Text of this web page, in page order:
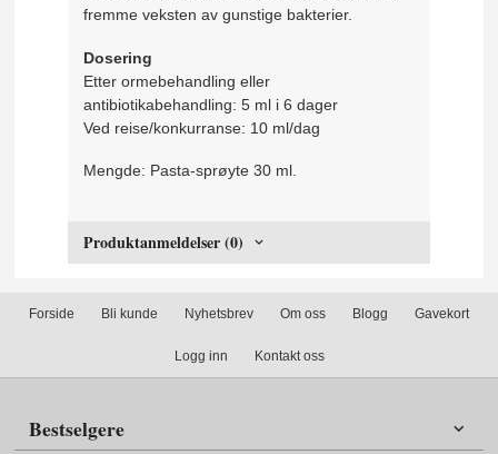
fremme veksten av gunstige bakterier.
Dosering
Etter ormebehandling eller
antibiotikabehandling: 5 ml i 6 dager
Ved reise/konkurranse: 10 ml/dag
Mengde: Pasta-sprøyte 30 ml.
Produktanmeldelser (0)
Forside Bli kunde Nyhetsbrev Om oss Blogg Gavekort
Logg inn Kontakt oss
Bestselgere